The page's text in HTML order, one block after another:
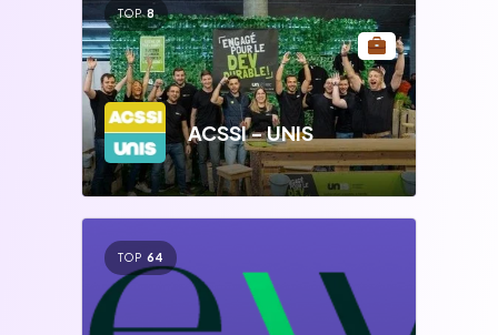
TOP 8
ACSSI - UNIS
TOP 64